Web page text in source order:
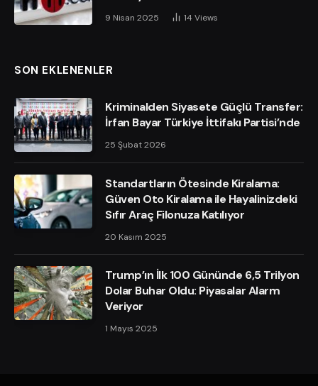
9 Nisan 2025 14 Views
SON EKLENENLER
Kriminalden Siyasete Güçlü Transfer:
İrfan Bayar Türkiye İttifakı Partisi’nde
25 Şubat 2026
Standartların Ötesinde Kiralama:
Güven Oto Kiralama ile Hayalinizdeki
Sıfır Araç Filonuza Katılıyor
20 Kasım 2025
Trump’ın İlk 100 Gününde 6,5 Trilyon
Dolar Buhar Oldu: Piyasalar Alarm
Veriyor
1 Mayıs 2025